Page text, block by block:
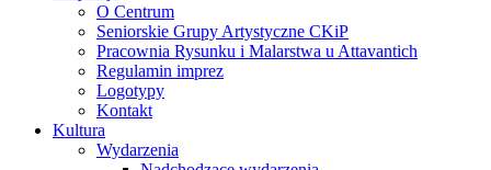
O Centrum
Seniorskie Grupy Artystyczne CKiP
Pracownia Rysunku i Malarstwa u Attavantich
Regulamin imprez
Logotypy
Kontakt
Kultura
Wydarzenia